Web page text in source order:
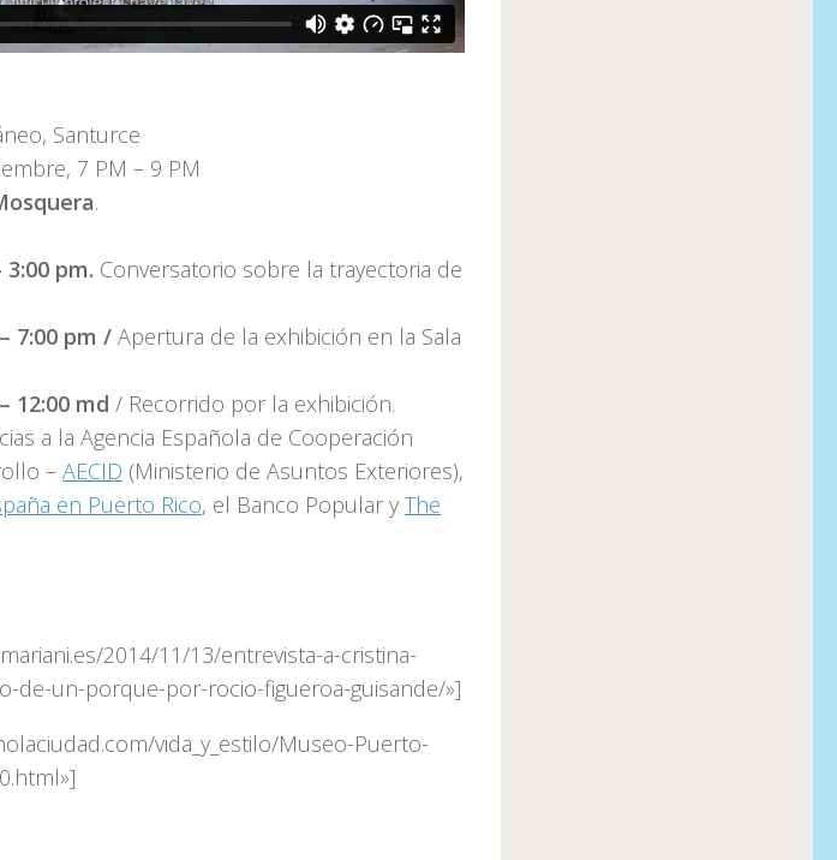
Santurce
7 PM – 9 PM
.
3:00 pm. Conversatorio sobre la trayectoria de
7:00 pm / Apertura de la exhibición en la Sala
12:00 md / Recorrido por la exhibición.
a la Agencia Española de Cooperación
– AECID (Ministerio de Asuntos Exteriores),
en Puerto Rico, el Banco Popular y The
2014/11/13/entrevista-a-cristina-
de-un-porque-por-rocio-figueroa-guisande/»]
vida_y_estilo/Museo-Puerto-